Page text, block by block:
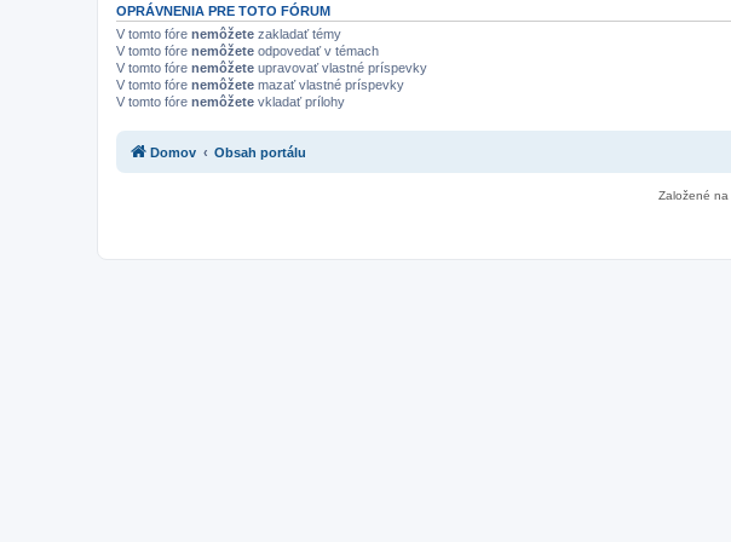
OPRÁVNENIA PRE TOTO FÓRUM
V tomto fóre nemôžete zakladať témy
V tomto fóre nemôžete odpovedať v témach
V tomto fóre nemôžete upravovať vlastné príspevky
V tomto fóre nemôžete mazať vlastné príspevky
V tomto fóre nemôžete vkladať prílohy
Domov Obsah portálu
Založené na